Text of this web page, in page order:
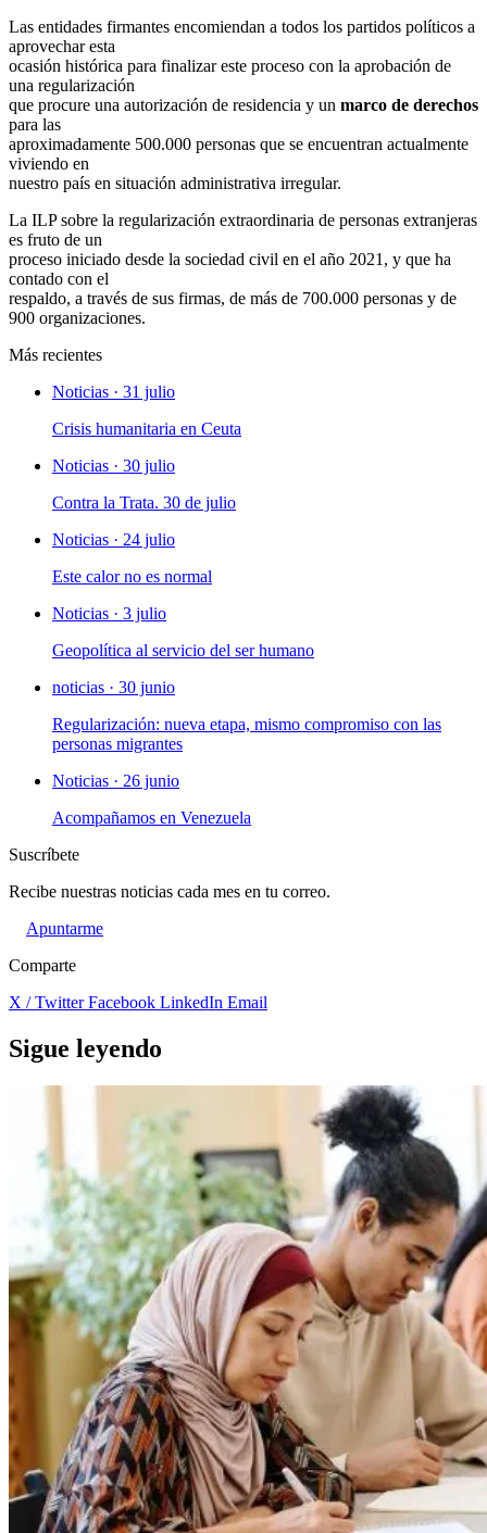
Las entidades firmantes encomiendan a todos los partidos políticos a
aprovechar esta
ocasión histórica para finalizar este proceso con la aprobación de
una regularización
que procure una autorización de residencia y un marco de derechos
para las
aproximadamente 500.000 personas que se encuentran actualmente
viviendo en
nuestro país en situación administrativa irregular.
La ILP sobre la regularización extraordinaria de personas extranjeras
es fruto de un
proceso iniciado desde la sociedad civil en el año 2021, y que ha
contado con el
respaldo, a través de sus firmas, de más de 700.000 personas y de
900 organizaciones.
Más recientes
Noticias · 31 julio
Crisis humanitaria en Ceuta
Noticias · 30 julio
Contra la Trata. 30 de julio
Noticias · 24 julio
Este calor no es normal
Noticias · 3 julio
Geopolítica al servicio del ser humano
noticias · 30 junio
Regularización: nueva etapa, mismo compromiso con las
personas migrantes
Noticias · 26 junio
Acompañamos en Venezuela
Suscríbete
Recibe nuestras noticias cada mes en tu correo.
Apuntarme
Comparte
X / TwitterFacebook LinkedIn Email
Sigue leyendo